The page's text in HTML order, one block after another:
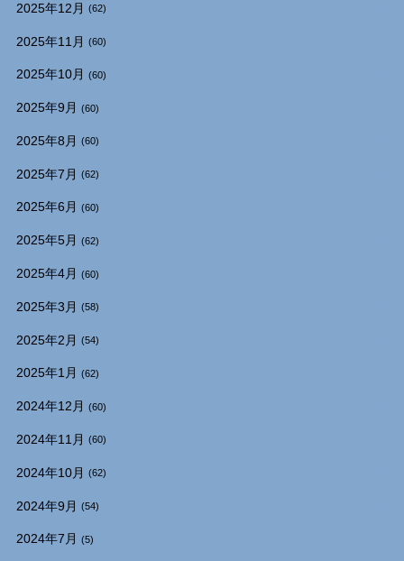
2025年12月 (62)
2025年11月 (60)
2025年10月 (60)
2025年9月 (60)
2025年8月 (60)
2025年7月 (62)
2025年6月 (60)
2025年5月 (62)
2025年4月 (60)
2025年3月 (58)
2025年2月 (54)
2025年1月 (62)
2024年12月 (60)
2024年11月 (60)
2024年10月 (62)
2024年9月 (54)
2024年7月 (5)